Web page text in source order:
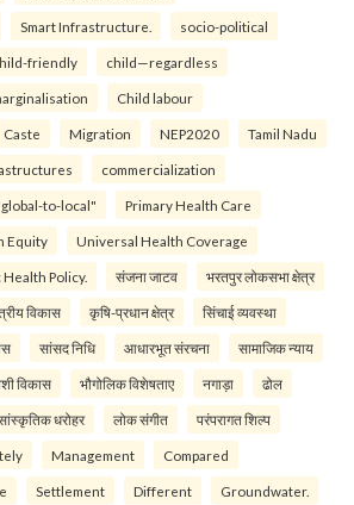
Smart Infrastructure. socio-political
friendly child—regardless
Child labour
Caste Migration NEP2020 Tamil Nadu
commercialization
to-local" Primary Health Care
Equity Universal Health Coverage
Health Policy. संजना जाटव भरतपुर लोकसभा क्षेत्र
विकास कृषि-प्रधान क्षेत्र सिंचाई व्यवस्था
सांसद निधि आधारभूत संरचना सामाजिक न्याय
विकास भौगोलिक विशेषताए नगाड़ा ढोल
धरोहर लोक संगीत परंपरागत शिल्प
Management Compared
Settlement Different Groundwater.